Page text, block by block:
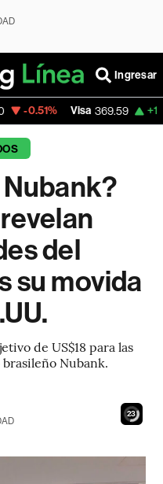
Ingresar
369.59 +1.07%
del
su movida
de US$18 para las
Nubank.
21